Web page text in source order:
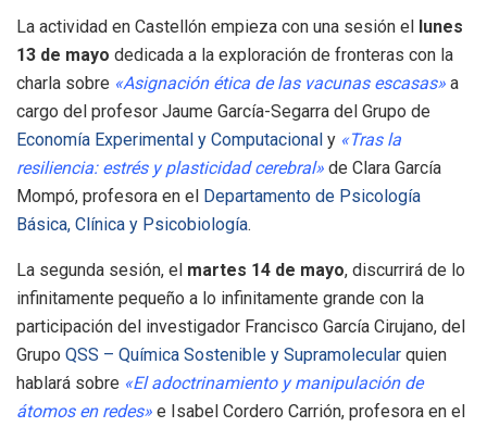
La actividad en Castellón empieza con una sesión el lunes
13 de mayo dedicada a la exploración de fronteras con la
charla sobre «Asignación ética de las vacunas escasas» a
cargo del profesor Jaume García-Segarra del Grupo de
Economía Experimental y Computacional y «Tras la
resiliencia: estrés y plasticidad cerebral» de Clara García
Mompó, profesora en el Departamento de Psicología
Básica, Clínica y Psicobiología.
La segunda sesión, el martes 14 de mayo, discurrirá de lo
infinitamente pequeño a lo infinitamente grande con la
participación del investigador Francisco García Cirujano, del
Grupo QSS – Química Sostenible y Supramolecular quien
hablará sobre «El adoctrinamiento y manipulación de
átomos en redes» e Isabel Cordero Carrión, profesora en el